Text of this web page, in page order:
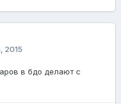
2015
в бдо делают с